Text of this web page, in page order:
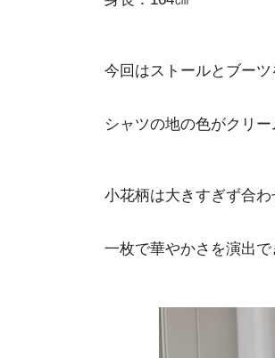
今回はストールとブーツ
シャツの地の色がクリ
小花柄は大きすぎず合わ
一枚で華やかさを演出で